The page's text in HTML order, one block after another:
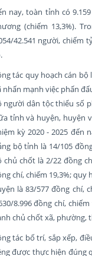
nay, toàn tỉnh có
(chiếm 13,3%).
42.541 người, chiếm
tác quy hoạch cán
nhấn mạnh việc phấn
người dân tộc thiểu số
tỉnh và huyện, huyện
kỳ 2020 - 2025 đến
bộ tỉnh là 14/105
chủ chốt là 2/22 đồng
chí, chiếm 19,3%;
là 83/577 đồng chí,
8.996 đồng chí,
chủ chốt xã, phường,
tác bố trí, sắp xếp,
được thực hiện đúng